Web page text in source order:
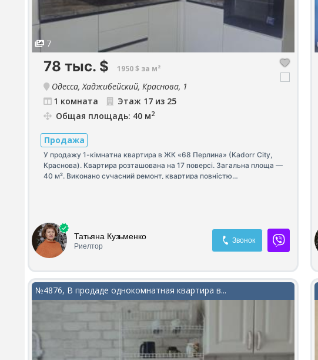
7
78 тыс. $ 1950 $ за м²
Одесса, Хаджибейский, Краснова, 1
1 комната
Этаж 17 из 25
Общая площадь: 40 м2
Продажа
У продажу 1-кімнатна квартира в ЖК «68 Перлина» (Kadorr City,
Краснова). Квартира розташована на 17 поверсі. Загальна площа —
40 м². Виконано сучасний ремонт, квартира повністю
Татьяна Кузьменко
Риелтор
Звонок
№4876, В продаде однокомнатная квартира в...